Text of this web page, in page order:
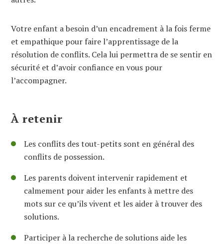
Votre enfant a besoin d’un encadrement à la fois ferme
et empathique pour faire l’apprentissage de la
résolution de conflits. Cela lui permettra de se sentir en
sécurité et d’avoir confiance en vous pour
l’accompagner.
À retenir
Les conflits des tout-petits sont en général des
conflits de possession.
Les parents doivent intervenir rapidement et
calmement pour aider les enfants à mettre des
mots sur ce qu’ils vivent et les aider à trouver des
solutions.
Participer à la recherche de solutions aide les